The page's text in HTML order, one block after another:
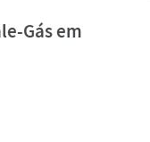
Gás em